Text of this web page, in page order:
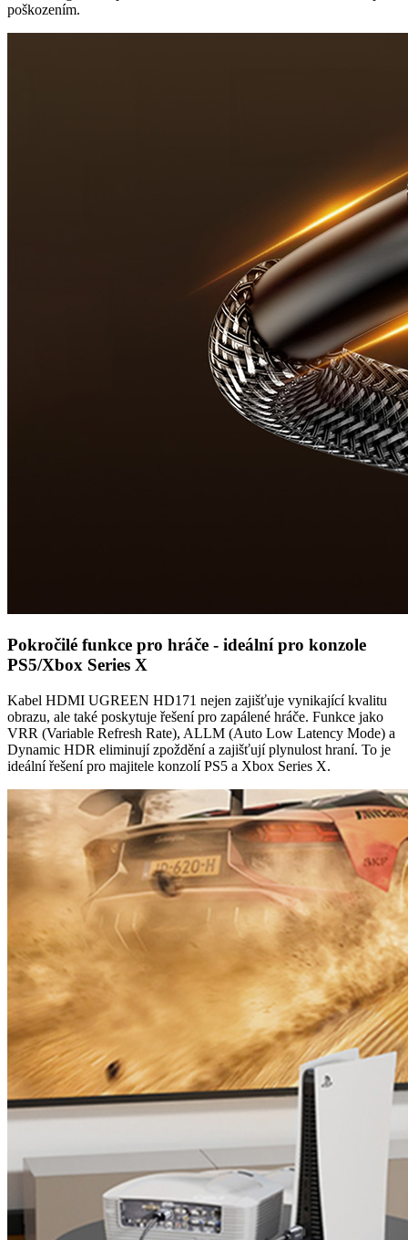
poškozením.
Pokročilé funkce pro hráče - ideální pro konzole
PS5/Xbox Series X
Kabel HDMI UGREEN HD171 nejen zajišťuje vynikající kvalitu
obrazu, ale také poskytuje řešení pro zapálené hráče. Funkce jako
VRR (Variable Refresh Rate), ALLM (Auto Low Latency Mode) a
Dynamic HDR eliminují zpoždění a zajišťují plynulost hraní. To je
ideální řešení pro majitele konzolí PS5 a Xbox Series X.